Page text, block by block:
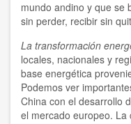
mundo andino y que se
sin perder, recibir sin
La transformación
locales, nacionales y
base energética
Podemos ver
China con el desarrollo
el mercado europeo.